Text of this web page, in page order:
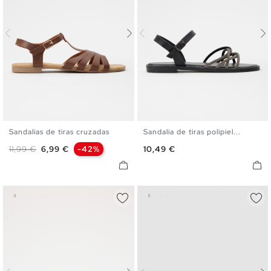
35 36 37 38 39
41
Sandalias de tiras cruzadas
Precio base
11,99 € Precio
6,99 € -42%
35 36 37 38 39
Sandalia de tiras polipiel...
Precio
10,49 €